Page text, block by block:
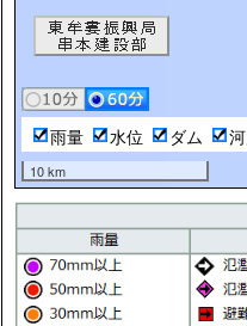
雨量 水位 ダム
10 km